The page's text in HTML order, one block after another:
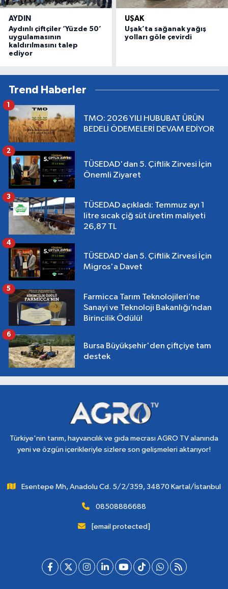
AYDIN
Aydınlı çiftçiler ‘Yüzde 50’
uygulamasının
kaldırılmasını talep
ediyor
UŞAK
Uşak’ta sağanak yağış
yolları göle çevirdi
Trend Haberler
TMO: 2026 YILI HUBUBAT ÜRÜN
BEDELİ ÖDEMELERİ DEVAM EDİYOR
1
TÜSEDAD'dan 5. Çiftlik Zirvesi İçin
Önemli Ziyaret
2
TÜSEDAD açıkladı: Temmuz ayı 1
litre sıcak çiğ süt üretim maliyeti
26,87 TL
3
TÜSEDAD'dan 5. Çiftlik Zirvesi İçin
Migros'a Davet
4
Farmicca Tarım Teknolojileri’ne
Sanayi ve Teknoloji Bakanlığı’ndan
Birincilik Ödülü!
5
Bursa Büyükşehir'den çiftçiye tam
destek
6
Türkiye'nin tarım, hayvancılık ve gıda mecrası AGRO TV alanında
yeni ve özgün içerikleriyle sizlere son gelişmeleri aktarıyor!
Esentepe Mh, Anadolu Cd. 5/2/359, 34870 Kartal/İstanbul
08508886688
[email protected]